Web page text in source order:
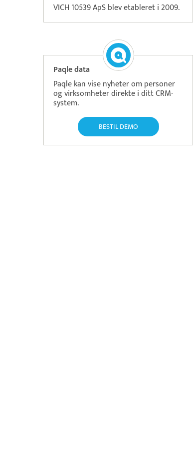
VICH 10539 ApS blev etableret i 2009.
Paqle data
Paqle kan vise nyheter om personer
og virksomheter direkte i ditt CRM-
system.
BESTIL DEMO